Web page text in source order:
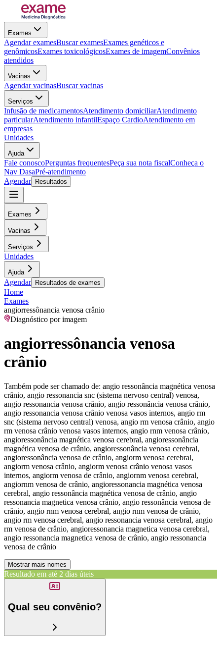
Exames
Agendar examesBuscar examesExames genéticos e
genômicosExames toxicológicosExames de imagemConvênios
atendidos
Vacinas
Agendar vacinasBuscar vacinas
Serviços
Infusão de medicamentosAtendimento domiciliarAtendimento
particularAtendimento infantilEspaço CardioAtendimento em
empresas
Unidades
Ajuda
Fale conoscoPerguntas frequentesPeça sua nota fiscalConheça o
Nav DasaPré-atendimento
Agendar
Resultados
Exames
Vacinas
Serviços
Unidades
Ajuda
Agendar Resultados de exames
Home
Exames
angiorressônancia venosa crânio
Diagnóstico por imagem
angiorressônancia venosa
crânio
Também pode ser chamado de: angio ressonância magnética venosa
crânio, angio ressonancia snc (sistema nervoso central) venosa,
angio ressonancia venosa crânio, angio ressonância venosa crânio,
angio ressonancia venosa crânio venosa vasos internos, angio rm
snc (sistema nervoso central) venosa, angio rm venosa crânio, angio
rm venosa crânio venosa vasos internos, angio rnm venosa crânio,
angioressonância magnética venosa cerebral, angioressonância
magnética venosa de crânio, angioressonância venosa cerebral,
angioressonância venosa de crânio, angiorm venosa cerebral,
angiorm venosa crânio, angiorm venosa crânio venosa vasos
internos, angiorm venosa de crânio, angiornm venosa cerebral,
angiornm venosa de crânio, angioressonancia magnética venosa
cerebral, angio ressonância magnética venosa de crânio, angio
ressonancia magnetica venosa crânio, angio ressonância venosa de
crânio, angio rnm venosa cerebral, angio rnm venosa de crânio,
angio rm venosa cerebral, angio ressonancia venosa cerebral, angio
rm venosa de crânio, angioressonancia magnetica venosa cerebral,
angio ressonancia magnetica venosa de crânio, angio ressonancia
venosa de crânio
Mostrar mais nomes
Resultado em até 2 dias úteis
Qual seu convênio?